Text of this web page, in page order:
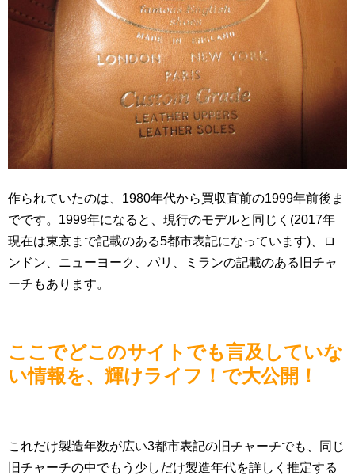
作られていたのは、1980年代から買収直前の1999年前後ま
でです。1999年になると、現行のモデルと同じく(2017年
現在は東京まで記載のある5都市表記になっています)、ロ
ンドン、ニューヨーク、パリ、ミランの記載のある旧チャ
ーチもあります。
ここでどこのサイトでも言及していな
い情報を、輝けライフ！で大公開！
これだけ製造年数が広い3都市表記の旧チャーチでも、同じ
旧チャーチの中でもう少しだけ製造年代を詳しく推定する